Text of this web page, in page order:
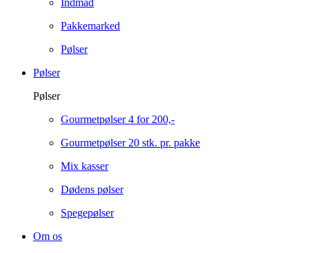
Indmad
Pakkemarked
Pølser
Pølser
Pølser
Gourmetpølser 4 for 200,-
Gourmetpølser 20 stk. pr. pakke
Mix kasser
Dødens pølser
Spegepølser
Om os